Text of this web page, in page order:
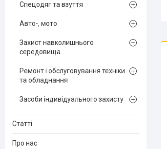
Спецодяг та взуття
Авто-, мото
Захист навколишнього
середовища
Ремонт і обслуговування техніки
та обладнання
Засоби індивідуального захисту
Статті
Про нас